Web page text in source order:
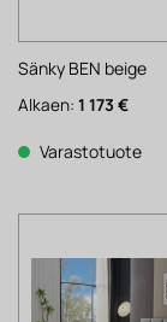
Sänky BEN beige
Alkaen: 1 173 €
Varastotuote